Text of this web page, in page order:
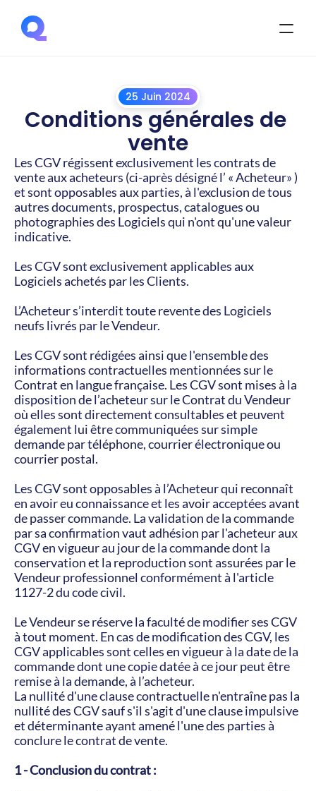
25 Juin 2024
Conditions générales de
vente
Les CGV régissent exclusivement les contrats de
vente aux acheteurs (ci-après désigné l’ « Acheteur» )
et sont opposables aux parties, à l'exclusion de tous
autres documents, prospectus, catalogues ou
photographies des Logiciels qui n'ont qu'une valeur
indicative.
Les CGV sont exclusivement applicables aux
Logiciels achetés par les Clients.
L’Acheteur s’interdit toute revente des Logiciels
neufs livrés par le Vendeur.
Les CGV sont rédigées ainsi que l'ensemble des
informations contractuelles mentionnées sur le
Contrat en langue française. Les CGV sont mises à la
disposition de l’acheteur sur le Contrat du Vendeur
où elles sont directement consultables et peuvent
également lui être communiquées sur simple
demande par téléphone, courrier électronique ou
courrier postal.
Les CGV sont opposables à l’Acheteur qui reconnaît
en avoir eu connaissance et les avoir acceptées avant
de passer commande. La validation de la commande
par sa confirmation vaut adhésion par l'acheteur aux
CGV en vigueur au jour de la commande dont la
conservation et la reproduction sont assurées par le
Vendeur professionnel conformément à l'article
1127-2 du code civil.
Le Vendeur se réserve la faculté de modifier ses CGV
à tout moment. En cas de modification des CGV, les
CGV applicables sont celles en vigueur à la date de la
commande dont une copie datée à ce jour peut être
remise à la demande, à l’acheteur.
La nullité d'une clause contractuelle n'entraîne pas la
nullité des CGV sauf s'il s'agit d'une clause impulsive
et déterminante ayant amené l'une des parties à
conclure le contrat de vente.
1 - Conclusion du contrat :